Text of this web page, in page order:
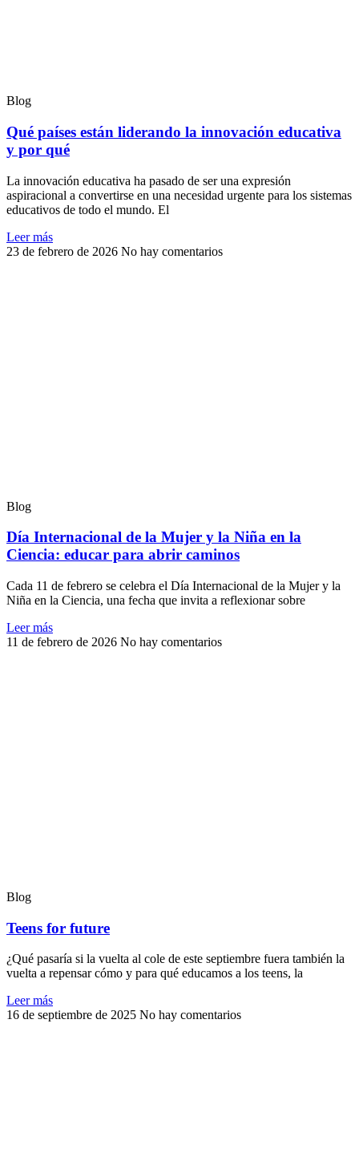
Blog
Qué países están liderando la innovación educativa
y por qué
La innovación educativa ha pasado de ser una expresión
aspiracional a convertirse en una necesidad urgente para los sistemas
educativos de todo el mundo. El
Leer más
23 de febrero de 2026 No hay comentarios
Blog
Día Internacional de la Mujer y la Niña en la
Ciencia: educar para abrir caminos
Cada 11 de febrero se celebra el Día Internacional de la Mujer y la
Niña en la Ciencia, una fecha que invita a reflexionar sobre
Leer más
11 de febrero de 2026 No hay comentarios
Blog
Teens for future
¿Qué pasaría si la vuelta al cole de este septiembre fuera también la
vuelta a repensar cómo y para qué educamos a los teens, la
Leer más
16 de septiembre de 2025 No hay comentarios